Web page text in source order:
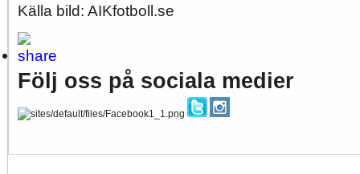
Källa bild: AIKfotboll.se
Följ oss på sociala medier